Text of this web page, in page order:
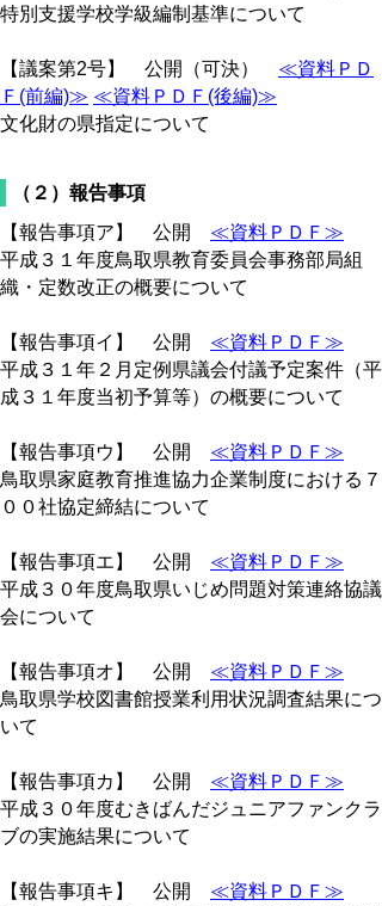
特別支援学校学級編制基準について
【議案第2号】 公開（可決） ≪資料ＰＤ
Ｆ(前編)≫ ≪資料ＰＤＦ(後編)≫
文化財の県指定について
（２）報告事項
【報告事項ア】 公開 ≪資料ＰＤＦ≫
平成３１年度鳥取県教育委員会事務部局組
織・定数改正の概要について
【報告事項イ】 公開 ≪資料ＰＤＦ≫
平成３１年２月定例県議会付議予定案件（平
成３１年度当初予算等）の概要について
【報告事項ウ】 公開 ≪資料ＰＤＦ≫
鳥取県家庭教育推進協力企業制度における７
００社協定締結について
【報告事項エ】 公開 ≪資料ＰＤＦ≫
平成３０年度鳥取県いじめ問題対策連絡協議
会について
【報告事項オ】 公開 ≪資料ＰＤＦ≫
鳥取県学校図書館授業利用状況調査結果につ
いて
【報告事項カ】 公開 ≪資料ＰＤＦ≫
平成３０年度むきばんだジュニアファンクラ
ブの実施結果について
【報告事項キ】 公開 ≪資料ＰＤＦ≫